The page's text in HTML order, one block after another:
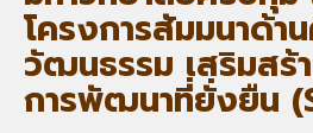
โครงการสัมมนาด้า
วัฒนธรรม เสริมสร้
การพัฒนาที่ยั่งยืน